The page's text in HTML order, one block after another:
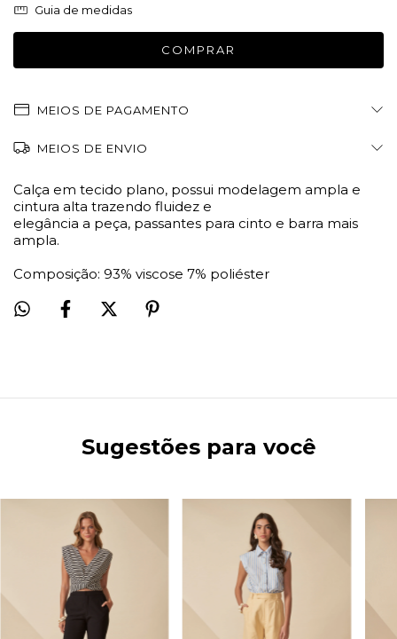
Guia de medidas
MEIOS DE PAGAMENTO
MEIOS DE ENVIO
Calça em tecido plano, possui modelagem ampla e
cintura alta trazendo fluidez e
elegância a peça, passantes para cinto e barra mais
ampla.
Composição: 93% viscose 7% poliéster
Sugestões para você